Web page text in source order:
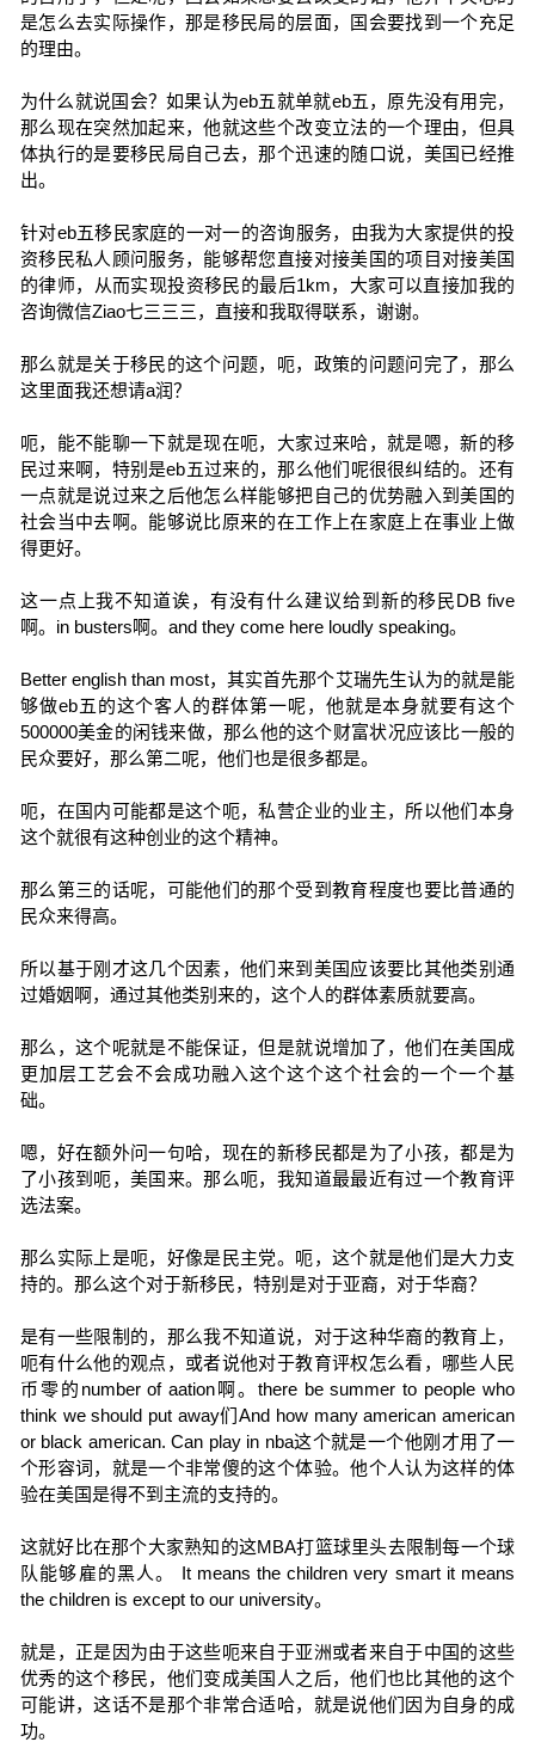
是怎么去实际操作，那是移民局的层面，国会要找到一个充足
的理由。
为什么就说国会？如果认为eb五就单就eb五，原先没有用完，
那么现在突然加起来，他就这些个改变立法的一个理由，但具
体执行的是要移民局自己去，那个迅速的随口说，美国已经推
出。
针对eb五移民家庭的一对一的咨询服务，由我为大家提供的投
资移民私人顾问服务，能够帮您直接对接美国的项目对接美国
的律师，从而实现投资移民的最后1km，大家可以直接加我的
咨询微信Ziao七三三三，直接和我取得联系，谢谢。
那么就是关于移民的这个问题，呃，政策的问题问完了，那么
这里面我还想请a润？
呃，能不能聊一下就是现在呃，大家过来哈，就是嗯，新的移
民过来啊，特别是eb五过来的，那么他们呢很很纠结的。还有
一点就是说过来之后他怎么样能够把自己的优势融入到美国的
社会当中去啊。能够说比原来的在工作上在家庭上在事业上做
得更好。
这一点上我不知道诶，有没有什么建议给到新的移民DB five
啊。in busters啊。and they come here loudly speaking。
Better english than most，其实首先那个艾瑞先生认为的就是能
够做eb五的这个客人的群体第一呢，他就是本身就要有这个
500000美金的闲钱来做，那么他的这个财富状况应该比一般的
民众要好，那么第二呢，他们也是很多都是。
呃，在国内可能都是这个呃，私营企业的业主，所以他们本身
这个就很有这种创业的这个精神。
那么第三的话呢，可能他们的那个受到教育程度也要比普通的
民众来得高。
所以基于刚才这几个因素，他们来到美国应该要比其他类别通
过婚姻啊，通过其他类别来的，这个人的群体素质就要高。
那么，这个呢就是不能保证，但是就说增加了，他们在美国成
更加层工艺会不会成功融入这个这个这个社会的一个一个基
础。
嗯，好在额外问一句哈，现在的新移民都是为了小孩，都是为
了小孩到呃，美国来。那么呃，我知道最最近有过一个教育评
选法案。
那么实际上是呃，好像是民主党。呃，这个就是他们是大力支
持的。那么这个对于新移民，特别是对于亚裔，对于华裔？
是有一些限制的，那么我不知道说，对于这种华裔的教育上，
呃有什么他的观点，或者说他对于教育评权怎么看，哪些人民
币零的number of aation啊。there be summer to people who
think we should put away们And how many american american
or black american. Can play in nba这个就是一个他刚才用了一
个形容词，就是一个非常傻的这个体验。他个人认为这样的体
验在美国是得不到主流的支持的。
这就好比在那个大家熟知的这MBA打篮球里头去限制每一个球
队能够雇的黑人。 It means the children very smart it means
the children is except to our university。
就是，正是因为由于这些呃来自于亚洲或者来自于中国的这些
优秀的这个移民，他们变成美国人之后，他们也比其他的这个
可能讲，这话不是那个非常合适哈，就是说他们因为自身的成
功。